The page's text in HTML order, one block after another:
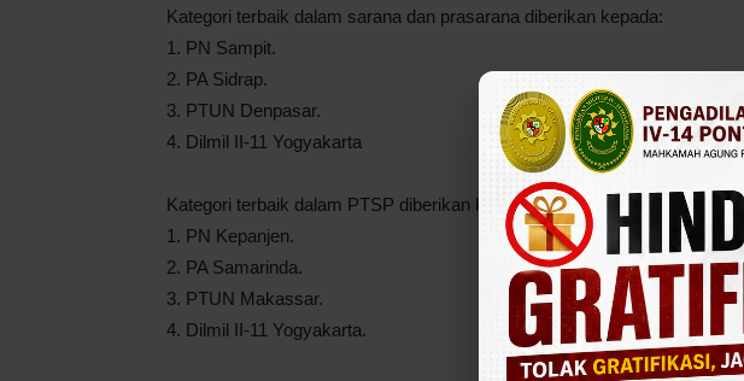
Kategori terbaik dalam sarana dan prasarana diberikan kepada:
1. PN Sampit.
2. PA Sidrap.
3. PTUN Denpasar.
4. Dilmil II-11 Yogyakarta
Kategori terbaik dalam PTSP diberikan kepada:
1. PN Kepanjen.
2. PA Samarinda.
3. PTUN Makassar.
4. Dilmil II-11 Yogyakarta.